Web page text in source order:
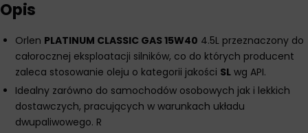
Opis
Orlen PLATINUM CLASSIC GAS 15W40 4.5L przeznaczony do
całorocznej eksploatacji silników, co do których producent
zaleca stosowanie oleju o kategorii jakości SL wg API.
Idealny zarówno do samochodów osobowych jak i lekkich
dostawczych, pracujących w warunkach układu
dwupaliwowego. R